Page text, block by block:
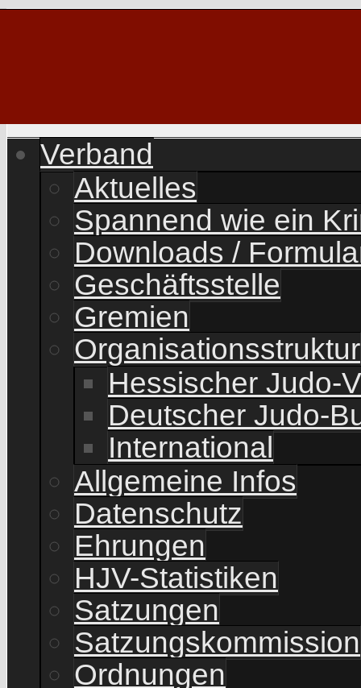
Verband
Aktuelles
Spannend wie ein
Downloads /
Geschäftsstelle
Gremien
Organisationsstruktur
Hessischer Judo-
Deutscher Judo-
International
Allgemeine Infos
Datenschutz
Ehrungen
HJV-Statistiken
Satzungen
Satzungskommission
Ordnungen